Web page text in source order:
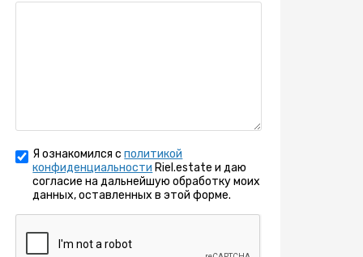
Я ознакомился сполитикой
конфиденциальности Riel.estate и даю
согласие на дальнейшую обработку моих
данных, оставленных в этой форме.